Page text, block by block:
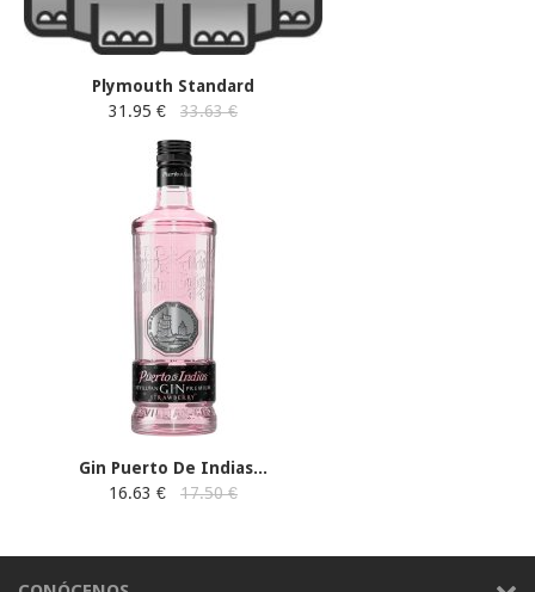
Plymouth Standard
31.95 €
33.63 €
Gin Puerto De Indias...
16.63 €
17.50 €